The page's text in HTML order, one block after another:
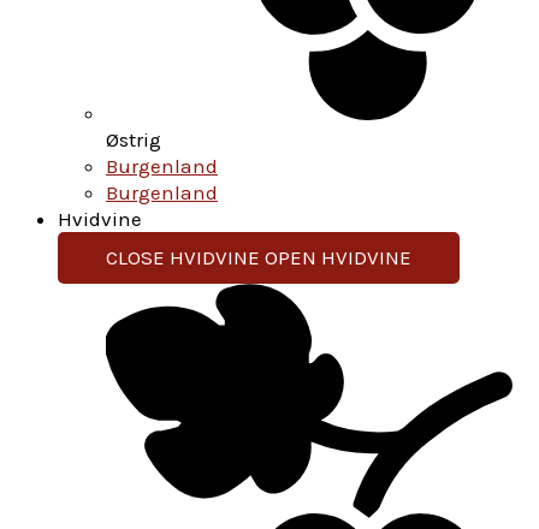
Østrig
Burgenland
Burgenland
Hvidvine
CLOSE HVIDVINE OPEN HVIDVINE